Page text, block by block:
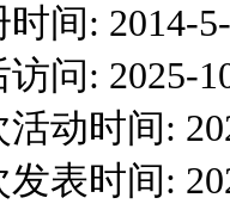
间: 2014-
问: 2025-
动时间:
表时间: